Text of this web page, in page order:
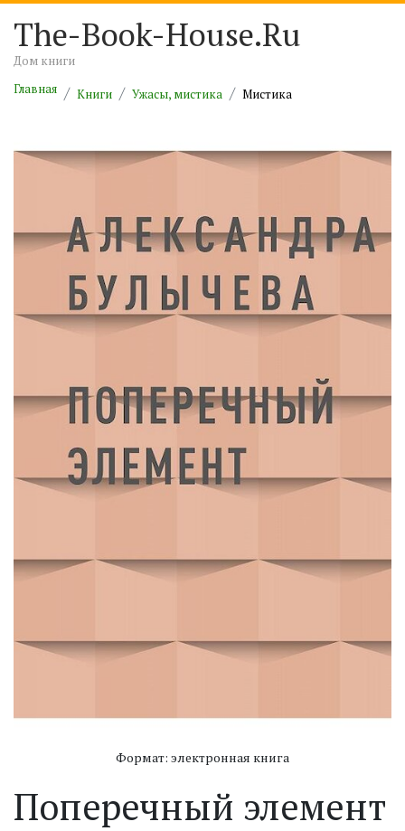
The-Book-House.Ru
Дом книги
Главная
Книги Ужасы, мистика Мистика
Формат: электронная книга
Поперечный элемент